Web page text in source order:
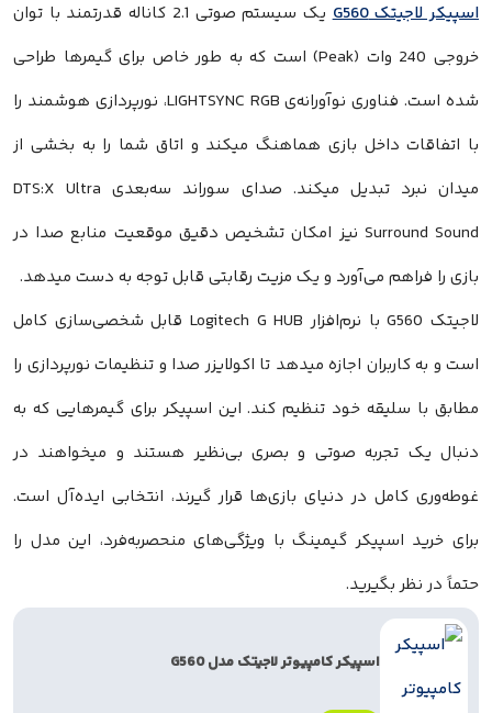
اسپیکر لاجیتک G560
یک سیستم صوتی 2.1 کاناله قدرتمند با توان
خروجی 240 وات (Peak) است که به طور خاص برای گیمرها طراحی
شده است. فناوری نوآورانه‌ی LIGHTSYNC RGB، نورپردازی هوشمند را
با اتفاقات داخل بازی هماهنگ میکند و اتاق شما را به بخشی از
میدان نبرد تبدیل میکند. صدای سوراند سه‌بعدی DTS:X Ultra
Surround Sound نیز امکان تشخیص دقیق موقعیت منابع صدا در
بازی را فراهم می‌آورد و یک مزیت رقابتی قابل توجه به دست میدهد.
لاجیتک G560 با نرم‌افزار Logitech G HUB قابل شخصی‌سازی کامل
است و به کاربران اجازه میدهد تا اکولایزر صدا و تنظیمات نورپردازی را
مطابق با سلیقه خود تنظیم کند. این اسپیکر برای گیمرهایی که به
دنبال یک تجربه صوتی و بصری بی‌نظیر هستند و میخواهند در
غوطه‌وری کامل در دنیای بازی‌ها قرار گیرند، انتخابی ایده‌آل است.
برای خرید اسپیکر گیمینگ با ویژگی‌های منحصربه‌فرد، این مدل را
حتماً در نظر بگیرید.
اسپیکر کامپیوتر لاجیتک مدل G560